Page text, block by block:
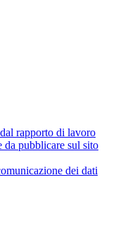
rapporto di lavoro
da pubblicare sul sito
dei dati